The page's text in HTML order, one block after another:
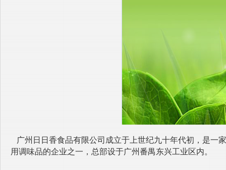
广州日日香食品有限公司成立于上世纪九十年代初，是一
用调味品的企业之一，总部设于广州番禺东兴工业区内。